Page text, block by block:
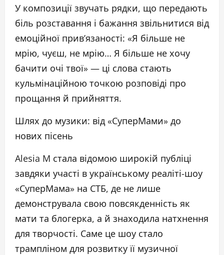
У композиції звучать рядки, що передають
біль розставання і бажання звільнитися від
емоційної прив’язаності: «Я більше не
мрію, чуєш, не мрію… Я більше не хочу
бачити очі твої» — ці слова стають
кульмінаційною точкою розповіді про
прощання й прийняття.
Шлях до музики: від «СуперМами» до
нових пісень
Alesia M стала відомою широкій публіці
завдяки участі в українському реаліті-шоу
«СуперМама» на СТБ, де не лише
демонструвала свою повсякденність як
мати та блогерка, а й знаходила натхнення
для творчості. Саме це шоу стало
трампліном для розвитку її музичної